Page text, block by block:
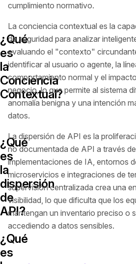
cumplimiento normativo.
¿Qué
es
la
Conciencia
Contextual?
La conciencia contextual es la
de seguridad para analizar
evaluando el "contexto"
identificar al usuario o agente, la
comportamiento normal y el
negocio, lo que permite al sistema
anomalía benigna y una intención
datos.
¿Qué
es
la
dispersión
de
API?
La dispersión de API es la
no documentada de API a través
implementaciones de IA, entornos
microservicios e integraciones de
supervisión centralizada crea una
visibilidad, lo que dificulta que los
mantengan un inventario preciso o
accediendo a datos sensibles.
¿Qué
es